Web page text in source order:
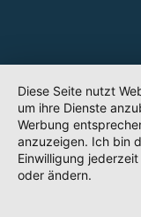
Diese Seite nutzt
um ihre Dienste
Werbung
anzuzeigen. Ich bin
Einwilligung
oder ändern.